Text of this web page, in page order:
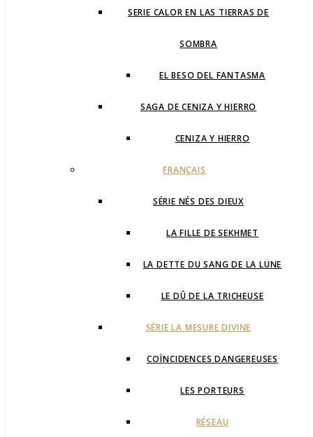
SERIE CALOR EN LAS TIERRAS DE
SOMBRA
EL BESO DEL FANTASMA
SAGA DE CENIZA Y HIERRO
CENIZA Y HIERRO
FRANÇAIS
SÉRIE NÉS DES DIEUX
LA FILLE DE SEKHMET
LA DETTE DU SANG DE LA LUNE
LE DÛ DE LA TRICHEUSE
SÉRIE LA MESURE DIVINE
COÏNCIDENCES DANGEREUSES
LES PORTEURS
RÉSEAU